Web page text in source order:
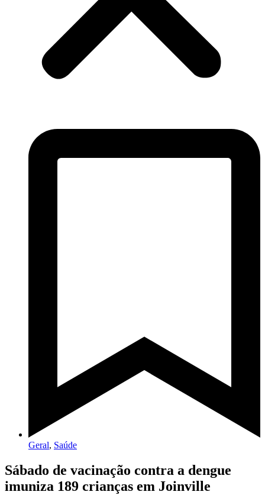
Geral, Saúde
Sábado de vacinação contra a dengue
imuniza 189 crianças em Joinville